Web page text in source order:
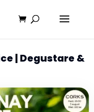
| Degustare &